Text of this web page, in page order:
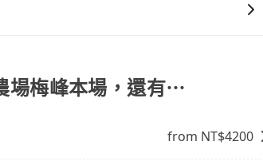
但如果手上有優惠代碼，歡迎直接使用，不
場梅峰本場，還有⋯
from NT$4200